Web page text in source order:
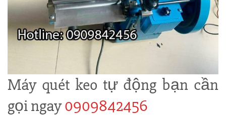
Máy quét keo tự động bạn cần
gọi ngay0909842456